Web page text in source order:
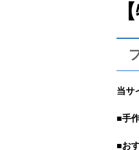
当サ
■手
■お